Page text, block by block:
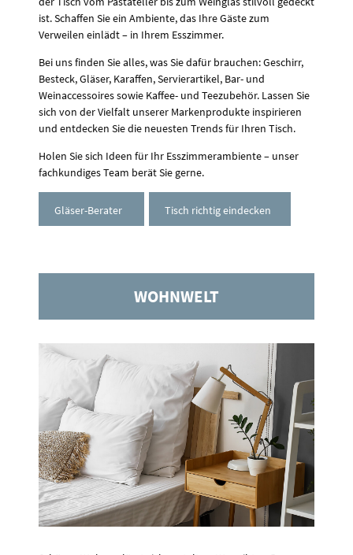
ist. Schaffen Sie ein Ambiente, das Ihre Gäste zum
Verweilen einlädt – in Ihrem Esszimmer.
Bei uns finden Sie alles, was Sie dafür brauchen: Geschirr,
Besteck, Gläser, Karaffen, Servierartikel, Bar- und
Weinaccessoires sowie Kaffee- und Teezubehör. Lassen Sie
sich von der Vielfalt unserer Markenprodukte inspirieren
und entdecken Sie die neuesten Trends für Ihren Tisch.
Holen Sie sich Ideen für Ihr Esszimmerambiente – unser
fachkundiges Team berät Sie gerne.
Gläser-Berater Tisch richtig eindecken
WOHNWELT